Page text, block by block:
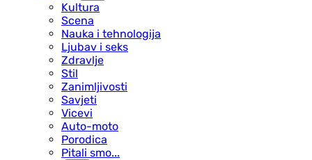
Kultura
Scena
Nauka i tehnologija
Ljubav i seks
Zdravlje
Stil
Zanimljivosti
Savjeti
Vicevi
Auto-moto
Porodica
Pitali smo...